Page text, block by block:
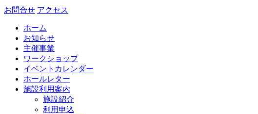
お問合せ アクセス
ホーム
お知らせ
主催事業
ワークショップ
イベントカレンダー
ホールレター
施設利用案内
施設紹介
利用申込